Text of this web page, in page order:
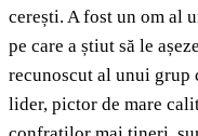
cerești. A fost un om al
pe care a știut să le
recunoscut al unui grup
lider, pictor de mare